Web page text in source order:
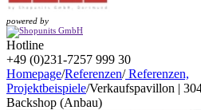
powered by
Hotline
+49 (0)231-7257 999 30
Homepage/Referenzen/Referenzen,
Projektbeispiele/Verkaufspavillon |
Backshop (Anbau)